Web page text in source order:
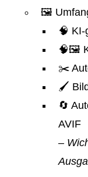
🖼️
🧠
🧠🖼️
✂️
🖌️
🔄
AVIF
–